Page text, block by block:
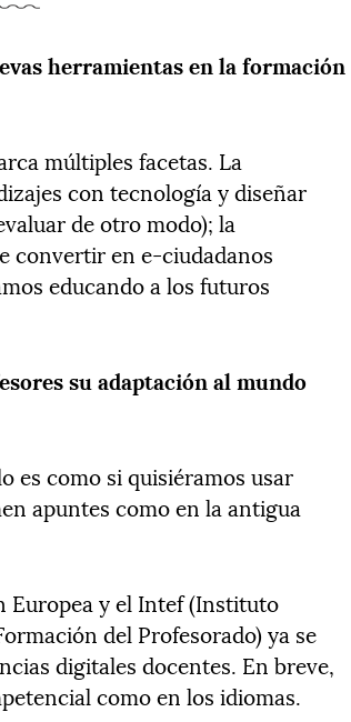
herramientas en la formación
múltiples facetas. La
con tecnología y diseñar
de otro modo); la
convertir en e-ciudadanos
educando a los futuros
su adaptación al mundo
es como si quisiéramos usar
apuntes como en la antigua
Europea y el Intef (Instituto
del Profesorado) ya se
digitales docentes. En breve,
como en los idiomas.